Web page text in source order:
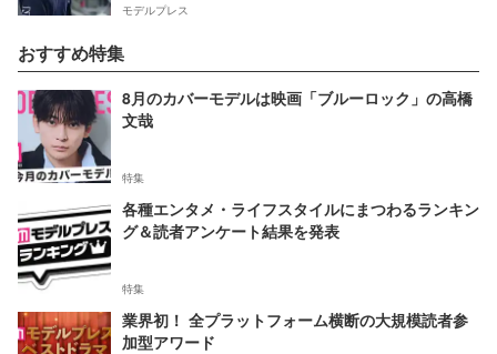
モデルプレス
おすすめ特集
8月のカバーモデルは映画「ブルーロック」の高橋
文哉
特集
各種エンタメ・ライフスタイルにまつわるランキン
グ＆読者アンケート結果を発表
特集
業界初！ 全プラットフォーム横断の大規模読者参
加型アワード